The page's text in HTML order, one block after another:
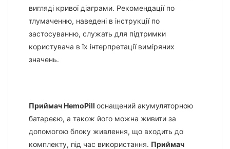
вигляді кривої діаграми. Рекомендації по
тлумаченню, наведені в інструкції по
застосуванню, служать для підтримки
користувача в їх інтерпретації виміряних
значень.
Приймач HemoPill оснащений акумуляторною
батареєю, а також його можна живити за
допомогою блоку живлення, що входить до
комплекту, під час використання. Приймач